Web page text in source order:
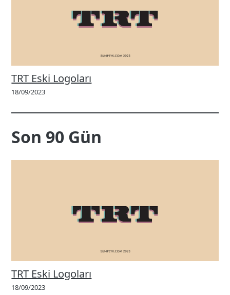
TRT Eski Logoları
18/09/2023
Son 90 Gün
TRT Eski Logoları
18/09/2023